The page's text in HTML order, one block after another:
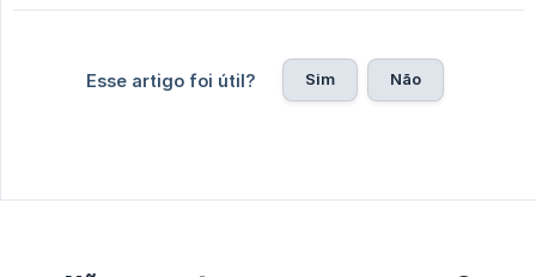
Esse artigo foi útil? Sim Não